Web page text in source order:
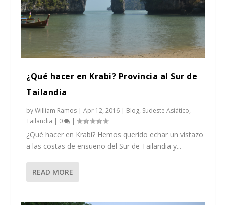
¿Qué hacer en Krabi? Provincia al Sur de
Tailandia
byWilliam Ramos |Apr 12, 2016 | Blog, Sudeste Asiático,
Tailandia | 0 |
¿Qué hacer en Krabi? Hemos querido echar un vistazo
a las costas de ensueño del Sur de Tailandia y...
READ MORE